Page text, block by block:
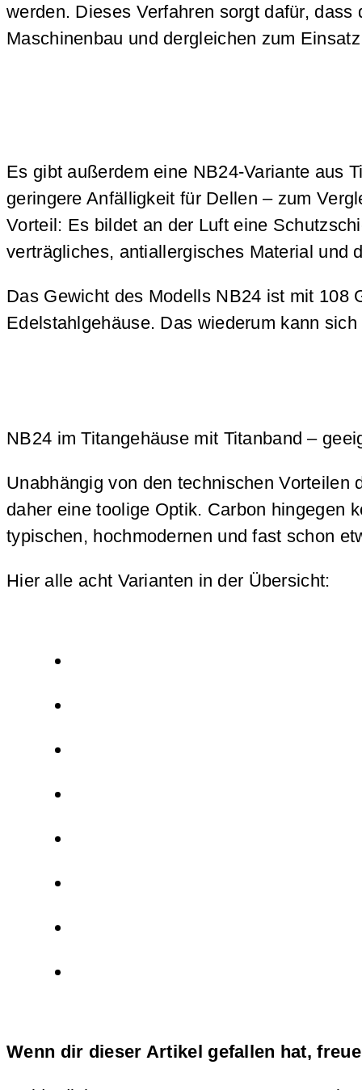
werden. Dieses Verfahren sorgt dafür,
Maschinenbau und dergleichen zum
Es gibt außerdem eine NB24-Variante aus
geringere Anfälligkeit für Dellen – zum
Vorteil: Es bildet an der Luft eine
verträgliches, antiallergisches Material und
Das Gewicht des Modells NB24 ist mit 108
Edelstahlgehäuse. Das wiederum kann
NB24 im Titangehäuse mit Titanband –
Unabhängig von den technischen
daher eine toolige Optik. Carbon hingegen
typischen, hochmodernen und fast schon
Hier alle acht Varianten in der Übersicht:
Wenn dir dieser Artikel gefallen hat,